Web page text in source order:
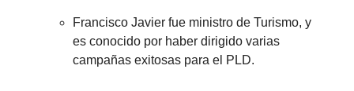
Francisco Javier fue ministro de Turismo, y
es conocido por haber dirigido varias
campañas exitosas para el PLD.